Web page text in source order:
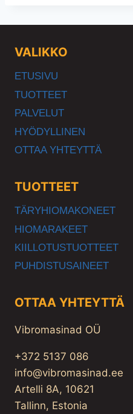
VALIKKO
ETUSIVU
TUOTTEET
PALVELUT
HYÖDYLLINEN
OTTAA YHTEYTTÄ
TUOTTEET
TÄRYHIOMAKONEET
HIOMARAKEET
KIILLOTUSTUOTTEET
PUHDISTUSAINEET
OTTAA YHTEYTTÄ
Vibromasinad OÜ
+372 5137 086
info@vibromasinad.ee
Artelli 8A, 10621
Tallinn, Estonia